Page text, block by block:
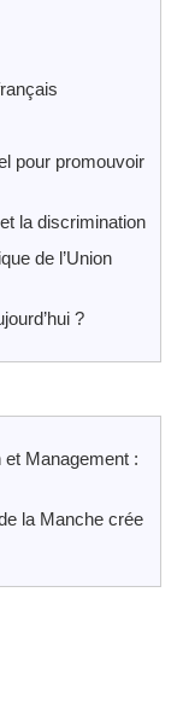
pour promouvoir
la discrimination
de l’Union
?
Management :
la Manche crée